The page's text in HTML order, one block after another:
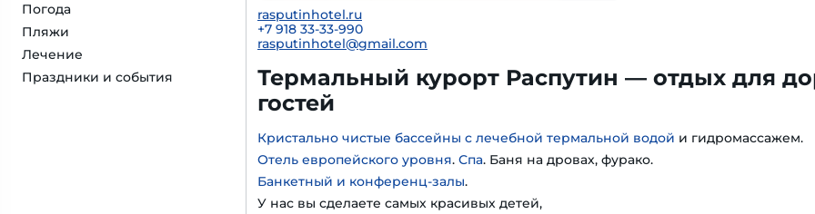
Погода
Пляжи
Лечение
Праздники и события
rasputinhotel.ru
+7 918 33-33-990
rasputinhotel@gmail.com
Термальный курорт Распутин — отдых для
гостей
Кристально чистые бассейны с лечебной термальной водой и гидромассажем.
Отель европейского уровня. Спа. Баня на дровах, фурако.
Банкетный и конференц-залы.
У нас вы сделаете самых красивых детей,